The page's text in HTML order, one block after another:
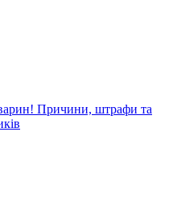
Причини, штрафи та